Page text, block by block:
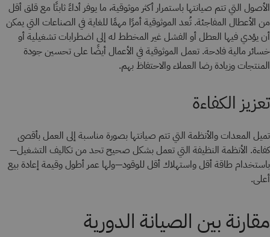
الأصول التي تتم صيانتها باستمرار أكثر موثوقية، ما يوفر أداءً ثابتًا مع قلق أقل
من الأعطال المفاجئة. تُعد الموثوقية أمرًا مهمًا للغاية في الصناعات التي يمكن
أن يؤدي فيها العطل أو الفشل غير المخطط له إلى اضطرابات تشغيلية أو
خسائر مالية فادحة. تعمل الموثوقية في الأعمال أيضًا على تحسين جودة
المنتجات وزيادة رضا العملاء والاحتفاظ بهم.
تعزيز الكفاءة
تميل المعدات والأنظمة التي تتم صيانتها بصورة مناسبة إلى العمل بأقصى
كفاءة. الأنظمة النظيفة التي تعمل بشكل صحيح تحد من تكاليف التشغيل—
باستخدام طاقة أقل واستهلاك أقل للوقود—ولها عمر أطول وقيمة إعادة بيع
أعلى.
مقارنة بين الصيانة الدورية